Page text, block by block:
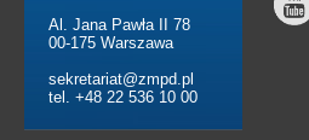
Al. Jana Pawła II 78
00-175 Warszawa
sekretariat@zmpd.pl
tel. +48 22 536 10 00